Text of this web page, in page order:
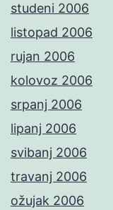
studeni 2006
listopad 2006
rujan 2006
kolovoz 2006
srpanj 2006
lipanj 2006
svibanj 2006
travanj 2006
ožujak 2006